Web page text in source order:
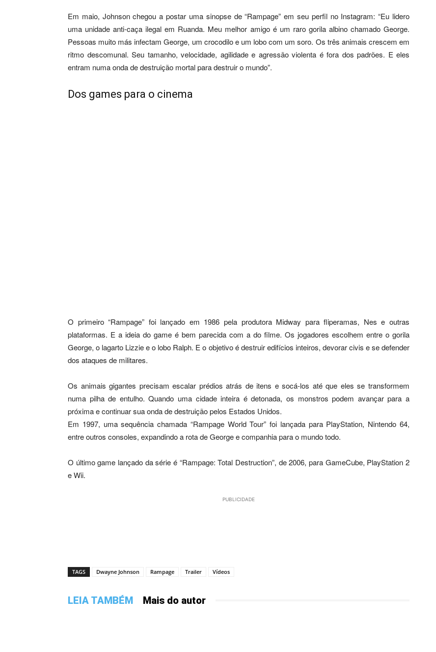
Em maio, Johnson chegou a postar uma sinopse de “Rampage” em seu perfil no Instagram: “Eu lidero
uma unidade anti-caça ilegal em Ruanda. Meu melhor amigo é um raro gorila albino chamado George.
Pessoas muito más infectam George, um crocodilo e um lobo com um soro. Os três animais crescem em
ritmo descomunal. Seu tamanho, velocidade, agilidade e agressão violenta é fora dos padrões. E eles
entram numa onda de destruição mortal para destruir o mundo”.
Dos games para o cinema
O primeiro “Rampage” foi lançado em 1986 pela produtora Midway para fliperamas, Nes e outras
plataformas. E a ideia do game é bem parecida com a do filme. Os jogadores escolhem entre o gorila
George, o lagarto Lizzie e o lobo Ralph. E o objetivo é destruir edifícios inteiros, devorar civis e se defender
dos ataques de militares.
Os animais gigantes precisam escalar prédios atrás de itens e socá-los até que eles se transformem
numa pilha de entulho. Quando uma cidade inteira é detonada, os monstros podem avançar para a
próxima e continuar sua onda de destruição pelos Estados Unidos.
Em 1997, uma sequência chamada “Rampage World Tour” foi lançada para PlayStation, Nintendo 64,
entre outros consoles, expandindo a rota de George e companhia para o mundo todo.
O último game lançado da série é “Rampage: Total Destruction”, de 2006, para GameCube, PlayStation 2
e Wii.
PUBLICIDADE
TAGS Dwayne Johnson Rampage Trailer Vídeos
LEIA TAMBÉM Mais do autor